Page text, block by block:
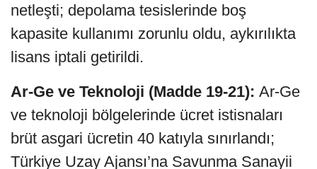
netleşti; depolama tesislerinde boş
kapasite kullanımı zorunlu oldu, aykırılıkta
lisans iptali getirildi.
Ar-Ge ve Teknoloji (Madde 19-21): Ar-Ge
ve teknoloji bölgelerinde ücret istisnaları
brüt asgari ücretin 40 katıyla sınırlandı;
Türkiye Uzay Ajansı’na Savunma Sanayii